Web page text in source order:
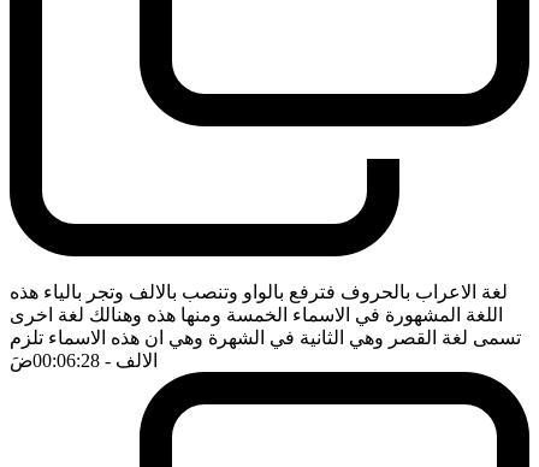
لغة الاعراب بالحروف فترفع بالواو وتنصب بالالف وتجر بالياء هذه
اللغة المشهورة في الاسماء الخمسة ومنها هذه وهنالك لغة اخرى
تسمى لغة القصر وهي الثانية في الشهرة وهي ان هذه الاسماء تلزم
الالف - 00:06:28 ضَ